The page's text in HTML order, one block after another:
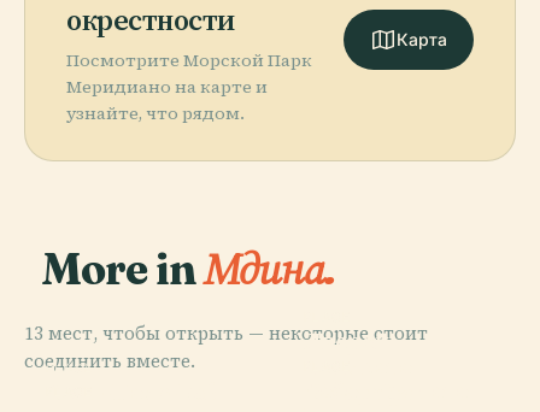
окрестности
Посмотрите Морской Парк
Меридиано на карте и
узнайте, что рядом.
Карта
More inМдина.
13 мест, чтобы открыть — некоторые стоит
соединить вместе.
PLACE
Дворец